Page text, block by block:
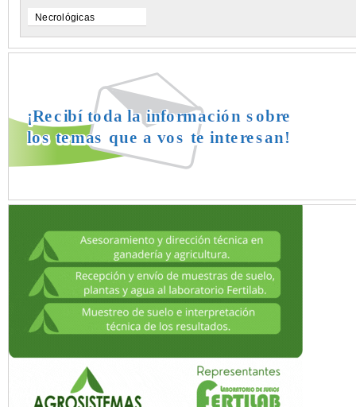
Necrológicas